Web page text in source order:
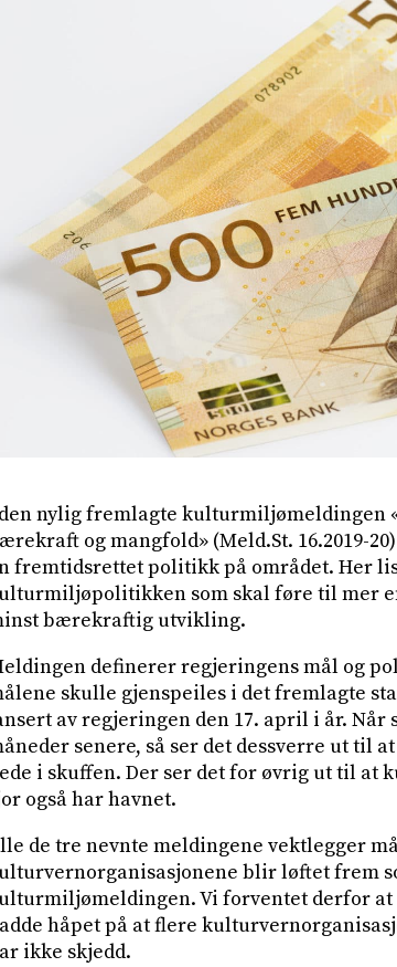
nylig fremlagte kulturmiljømeldingen
og mangfold» (Meld.St. 16.2019-
fremtidsrettet politikk på området. Her
som skal føre til mer
bærekraftig utvikling.
definerer regjeringens mål og
skulle gjenspeiles i det fremlagte
av regjeringen den 17. april i år. Når
senere, så ser det dessverre ut til
i skuffen. Der ser det for øvrig ut til
også har havnet.
de tre nevnte meldingene vektlegger
blir løftet frem
Vi forventet derfor
håpet på at flere
ikke skjedd.